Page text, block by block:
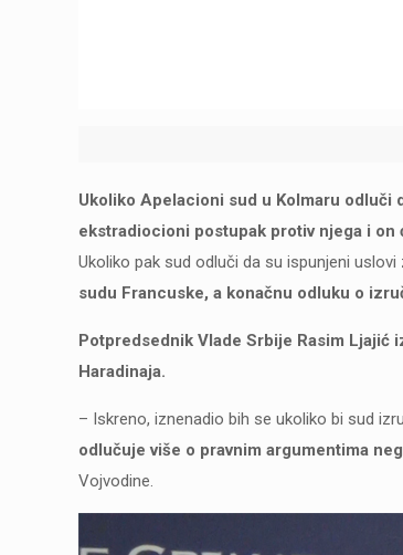
Ukoliko Apelacioni sud u Kolmaru odluči
ekstradiocioni postupak protiv njega i on
Ukoliko pak sud odluči da su ispunjeni
sudu Francuske, a konačnu odluku o
Potpredsednik Vlade Srbije Rasim
Haradinaja.
– Iskreno, iznenadio bih se ukoliko bi sud
odlučuje više o pravnim argumentima
Vojvodine.